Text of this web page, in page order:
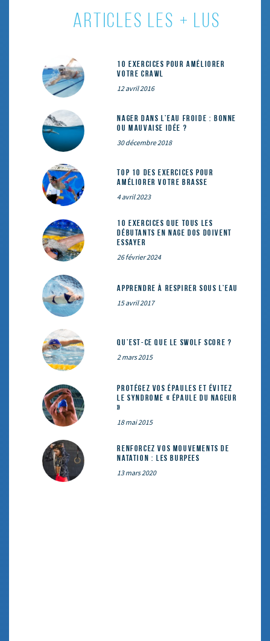
ARTICLES LES + LUS
10 exercices pour améliorer
votre crawl
12 avril 2016
Nager dans l’eau froide : bonne
ou mauvaise idée ?
30 décembre 2018
Top 10 des exercices pour
améliorer votre brasse
4 avril 2023
10 exercices que tous les
débutants en nage dos doivent
essayer
26 février 2024
Apprendre à respirer sous l’eau
15 avril 2017
Qu’est-ce que le SWOLF SCORE ?
2 mars 2015
Protégez vos épaules et évitez
le syndrome « épaule du nageur
»
18 mai 2015
Renforcez vos mouvements de
natation : les Burpees
13 mars 2020